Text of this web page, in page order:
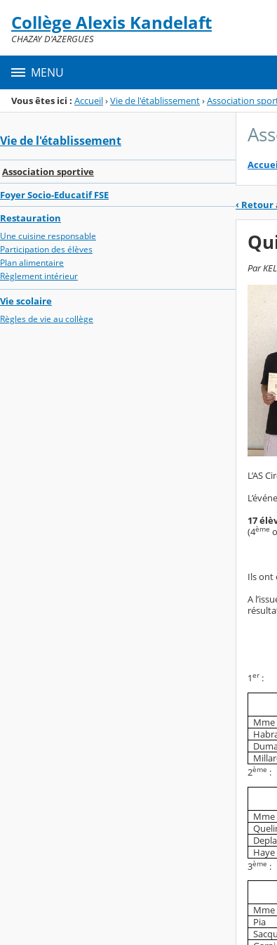
Menu de la rubrique
Contenu
Collège Alexis Kandelaft
CHAZAY D'AZERGUES
MENU
Vous êtes ici : Accueil›Vie de l'établissement›Association
Vie de l'établissement
Association sportive
Foyer Socio-Educatif FSE
Restauration
Une cuisine responsable
Participation des élèves
Plan alimentaire
Règlement intérieur
Vie scolaire
Règles de vie au collège
‹ Retour
Par
L’AS
17
(4ème
Ils ont
A
1er :
Mme
2ème :
Mme
Haye
3ème :
Pia